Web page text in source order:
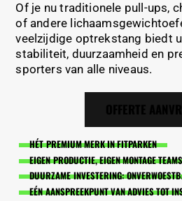
Of je nu traditionele pull-ups,
of andere
veelzijdige optrekstang biedt
stabiliteit, duurzaamheid en
sporters van alle niveaus.
HÉT PREMIUM MERK IN FITPARKEN
EIGEN PRODUCTIE, EIGEN MONTAGE
DUURZAME INVESTERING:
EÉN AANSPREEKPUNT VAN ADVIES TOT